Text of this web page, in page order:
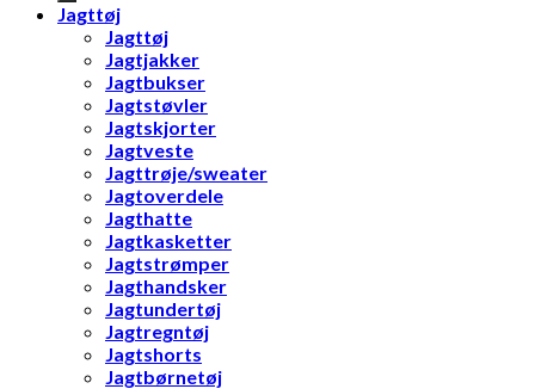
Jagttøj
Jagttøj
Jagtjakker
Jagtbukser
Jagtstøvler
Jagtskjorter
Jagtveste
Jagttrøje/sweater
Jagtoverdele
Jagthatte
Jagtkasketter
Jagtstrømper
Jagthandsker
Jagtundertøj
Jagtregntøj
Jagtshorts
Jagtbørnetøj